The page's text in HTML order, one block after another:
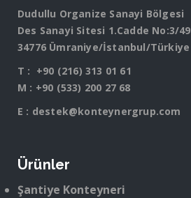
Dudullu Organize Sanayi Bölgesi
Des Sanayi Sitesi 1.Cadde No:3/49
34776 Ümraniye/İstanbul/Türkiye
T : +90 (216) 313 01 61
M : +90 (533) 200 27 68
E : destek@konteynergrup.com
Ürünler
Şantiye Konteyneri